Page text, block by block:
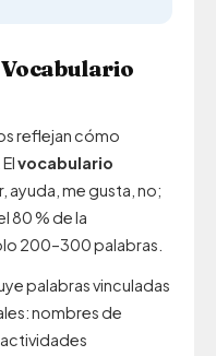
reflejan cómo
vocabulario
ayuda, me gusta, no;
80 % de la
200–300 palabras.
palabras vinculadas
nombres de